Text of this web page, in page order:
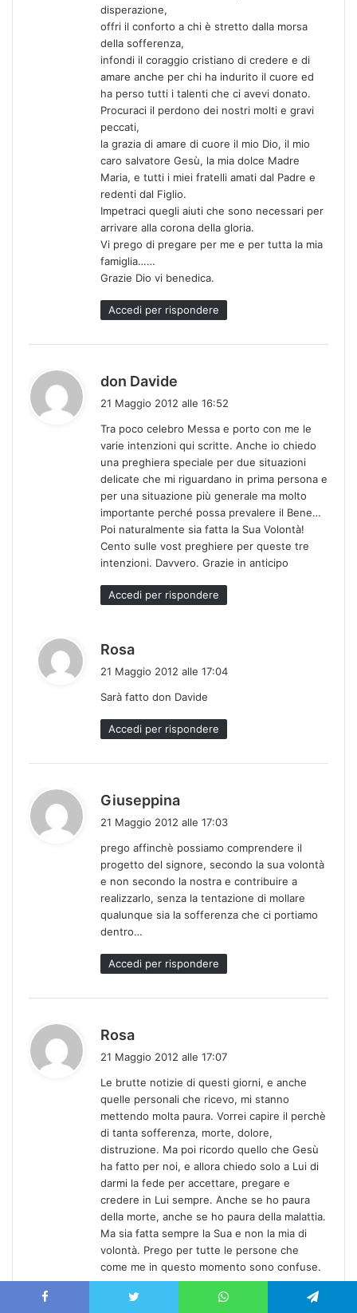
disperazione,
offri il conforto a chi è stretto dalla morsa
della sofferenza,
infondi il coraggio cristiano di credere e di
amare anche per chi ha indurito il cuore ed
ha perso tutti i talenti che ci avevi donato.
Procuraci il perdono dei nostri molti e gravi
peccati,
la grazia di amare di cuore il mio Dio, il mio
caro salvatore Gesù, la mia dolce Madre
Maria, e tutti i miei fratelli amati dal Padre e
redenti dal Figlio.
Impetraci quegli aiuti che sono necessari per
arrivare alla corona della gloria.
Vi prego di pregare per me e per tutta la mia
famiglia……
Grazie Dio vi benedica.
Accedi per rispondere
don Davide
e
t
t
21 Maggio 2012 alle 16:52
Tra poco celebro Messa e porto con me le
varie intenzioni qui scritte. Anche io chiedo
una preghiera speciale per due situazioni
delicate che mi riguardano in prima persona e
per una situazione più generale ma molto
importante perché possa prevalere il Bene…
Poi naturalmente sia fatta la Sua Volontà!
Cento sulle vost preghiere per queste tre
intenzioni. Davvero. Grazie in anticipo
Accedi per rispondere
Rosa
e
t
t
21 Maggio 2012 alle 17:04
Sarà fatto don Davide
Accedi per rispondere
Giuseppina
e
t
t
21 Maggio 2012 alle 17:03
prego affinchè possiamo comprendere il
progetto del signore, secondo la sua volontà
e non secondo la nostra e contribuire a
realizzarlo, senza la tentazione di mollare
qualunque sia la sofferenza che ci portiamo
dentro…
Accedi per rispondere
Rosa
e
t
t
21 Maggio 2012 alle 17:07
Le brutte notizie di questi giorni, e anche
quelle personali che ricevo, mi stanno
mettendo molta paura. Vorrei capire il perchè
di tanta sofferenza, morte, dolore,
distruzione. Ma poi ricordo quello che Gesù
ha fatto per noi, e allora chiedo solo a Lui di
darmi la fede per accettare, pregare e
credere in Lui sempre. Anche se ho paura
della morte, anche se ho paura della malattia.
Ma sia fatta sempre la Sua e non la mia di
volontà. Prego per tutte le persone che
come me in questo momento sono confuse.
Accedi per rispondere